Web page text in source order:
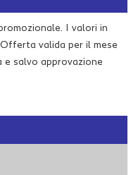
I valori in
valida per il mese
salvo approvazione